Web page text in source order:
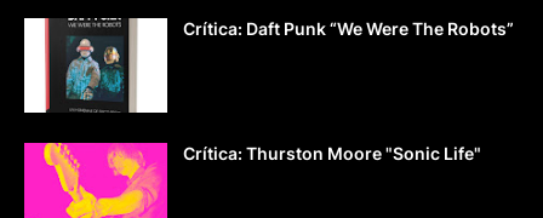
Crítica: Daft Punk “We Were The Robots”
Crítica: Thurston Moore "Sonic Life"